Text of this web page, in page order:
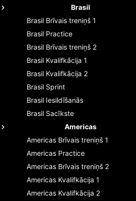
Brasil
Brasil Brīvais treniņš 1
Brasil Practice
Brasil Brīvais treniņš 2
Brasil Kvalifkācija 1
Brasil Kvalifkācija 2
Brasil Sprint
Brasil Iesildīšanās
Brasil Sacīkste
Americas
Americas Brīvais treniņš 1
Americas Practice
Americas Brīvais treniņš 2
Americas Kvalifkācija 1
Americas Kvalifkācija 2